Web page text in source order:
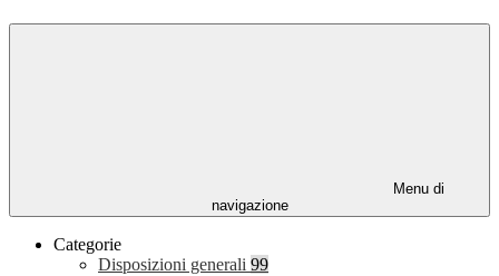
Menu di
navigazione
Categorie
Disposizioni generali 99